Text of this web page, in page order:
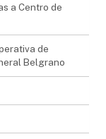
a Centro de
de
Belgrano